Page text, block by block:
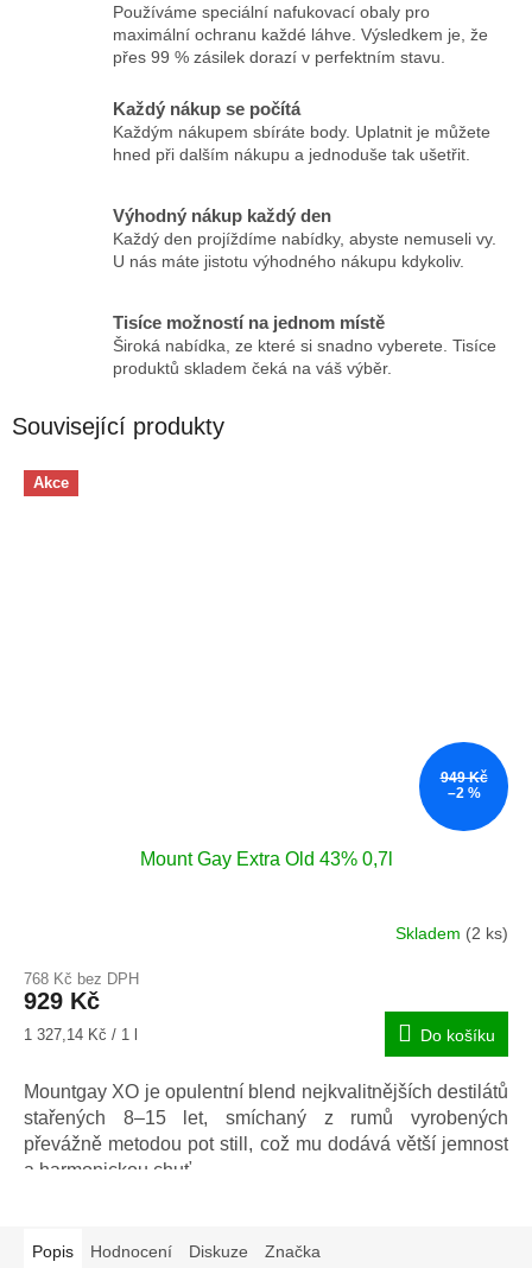
Používáme speciální nafukovací obaly pro
maximální ochranu každé láhve. Výsledkem je, že
přes 99 % zásilek dorazí v perfektním stavu.
Každý nákup se počítá
Každým nákupem sbíráte body. Uplatnit je můžete
hned při dalším nákupu a jednoduše tak ušetřit.
Výhodný nákup každý den
Každý den projíždíme nabídky, abyste nemuseli vy.
U nás máte jistotu výhodného nákupu kdykoliv.
Tisíce možností na jednom místě
Široká nabídka, ze které si snadno vyberete. Tisíce
produktů skladem čeká na váš výběr.
Související produkty
Akce
949 Kč
–2 %
Mount Gay Extra Old 43% 0,7l
produktu
je
5,0
hvězdiček.
Skladem (2 ks)
768 Kč bez DPH
929 Kč
Měrná
1 327,14 Kč / 1 l Do košíku
Mountgay XO je opulentní blend nejkvalitnějších destilátů
stařených 8–15 let, smíchaný z rumů vyrobených
převážně metodou pot still, což mu dodává větší jemnost
a harmonickou chuť.
Popis Hodnocení Diskuze Značka